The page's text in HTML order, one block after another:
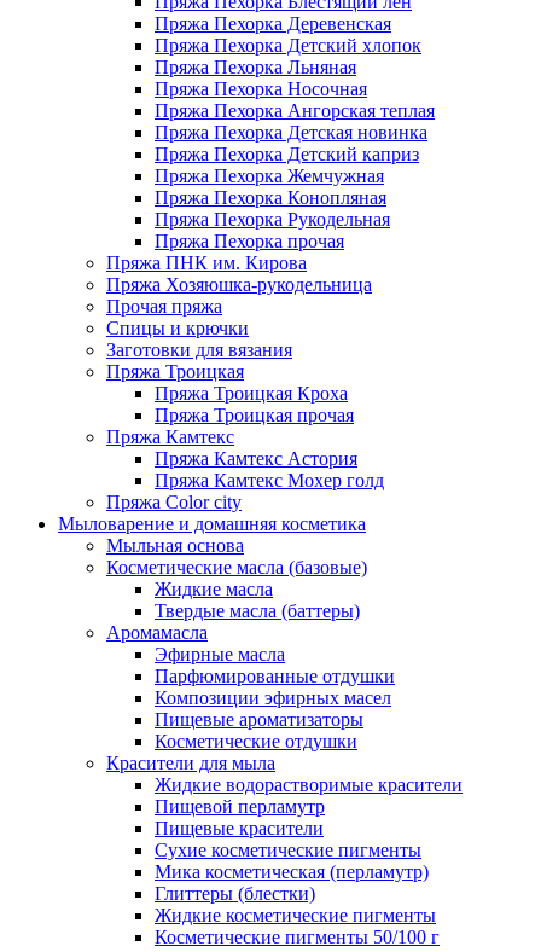
Пряжа Пехорка Деревенская
Пряжа Пехорка Детский хлопок
Пряжа Пехорка Льняная
Пряжа Пехорка Носочная
Пряжа Пехорка Ангорская теплая
Пряжа Пехорка Детская новинка
Пряжа Пехорка Детский каприз
Пряжа Пехорка Жемчужная
Пряжа Пехорка Конопляная
Пряжа Пехорка Рукодельная
Пряжа Пехорка прочая
Пряжа ПНК им. Кирова
Пряжа Хозяюшка-рукодельница
Прочая пряжа
Спицы и крючки
Заготовки для вязания
Пряжа Троицкая
Пряжа Троицкая Кроха
Пряжа Троицкая прочая
Пряжа Камтекс
Пряжа Камтекс Астория
Пряжа Камтекс Мохер голд
Пряжа Color city
Мыловарение и домашняя косметика
Мыльная основа
Косметические масла (базовые)
Жидкие масла
Твердые масла (баттеры)
Аромамасла
Эфирные масла
Парфюмированные отдушки
Композиции эфирных масел
Пищевые ароматизаторы
Косметические отдушки
Красители для мыла
Жидкие водорастворимые красители
Пищевой перламутр
Пищевые красители
Сухие косметические пигменты
Мика косметическая (перламутр)
Глиттеры (блестки)
Жидкие косметические пигменты
Косметические пигменты 50/100 г